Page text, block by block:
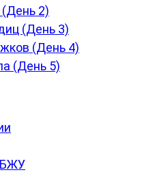
2)
(День 3)
(День 4)
(День 5)